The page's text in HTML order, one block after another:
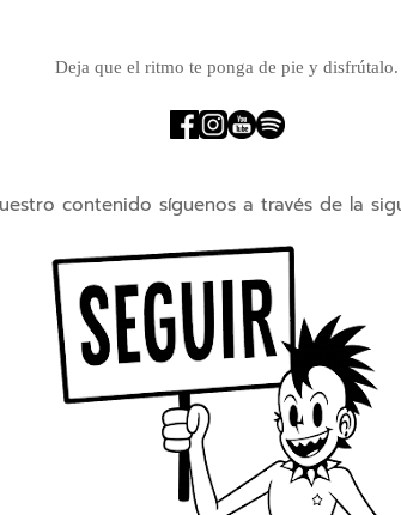
Deja que el ritmo te ponga de pie y disfrútalo.
contenido síguenos a través de la